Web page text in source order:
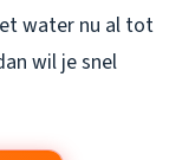
water nu al tot
wil je snel